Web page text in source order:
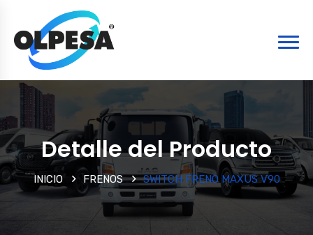
Detalle del Producto
INICIO FRENOS SWITCH FRENO MAXUS V90